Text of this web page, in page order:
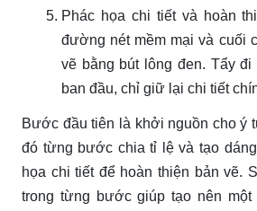
Phác họa chi tiết và hoàn
đường nét mềm mại và cuối
vẽ bằng bút lông đen. Tẩy
ban đầu, chỉ giữ lại chi tiết
Bước đầu tiên là khởi nguồn cho ý
đó từng bước chia tỉ lệ và tạo
họa chi tiết để hoàn thiện bản vẽ.
trong từng bước giúp tạo nên